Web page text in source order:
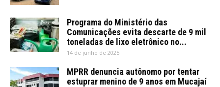
Programa do Ministério das
Comunicações evita descarte de 9 mil
toneladas de lixo eletrônico no...
14 de junho de 2025
MPRR denuncia autônomo por tentar
estuprar menino de 9 anos em Mucajaí